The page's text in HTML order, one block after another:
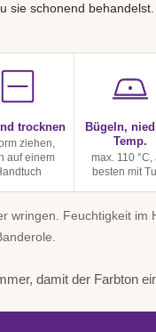
sie schonend
trocknen
ziehen,
auf einem
Bügeln,
Temp.
max. 110 °C,
besten mit
wringen. Feuchtigkeit im
damit der Farbton